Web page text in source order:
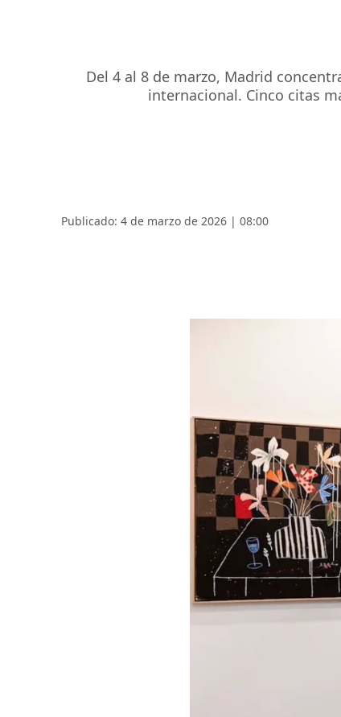
Del 4 al 8 de marzo, Madrid
internacional. Cinco citas
Publicado: 4 de marzo de 2026 | 08:00